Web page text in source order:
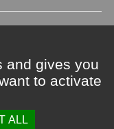
and gives you
to activate
ALL